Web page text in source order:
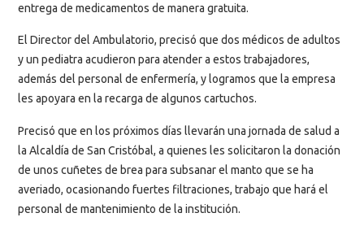
entrega de medicamentos de manera gratuita.
El Director del Ambulatorio, precisó que dos médicos de adultos
y un pediatra acudieron para atender a estos trabajadores,
además del personal de enfermería, y logramos que la empresa
les apoyara en la recarga de algunos cartuchos.
Precisó que en los próximos días llevarán una jornada de salud a
la Alcaldía de San Cristóbal, a quienes les solicitaron la donación
de unos cuñetes de brea para subsanar el manto que se ha
averiado, ocasionando fuertes filtraciones, trabajo que hará el
personal de mantenimiento de la institución.